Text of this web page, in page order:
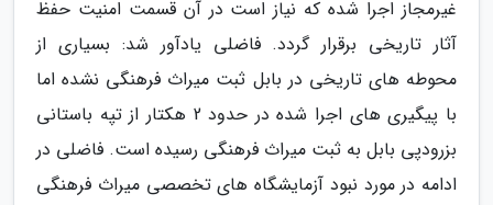
غیرمجاز اجرا شده که نیاز است در آن قسمت امنیت حفظ
آثار تاریخی برقرار گردد. فاضلی یادآور شد: بسیاری از
محوطه های تاریخی در بابل ثبت میراث فرهنگی نشده اما
با پیگیری های اجرا شده در حدود 2 هکتار از تپه باستانی
بزرودپی بابل به ثبت میراث فرهنگی رسیده است. فاضلی در
ادامه در مورد نبود آزمایشگاه های تخصصی میراث فرهنگی